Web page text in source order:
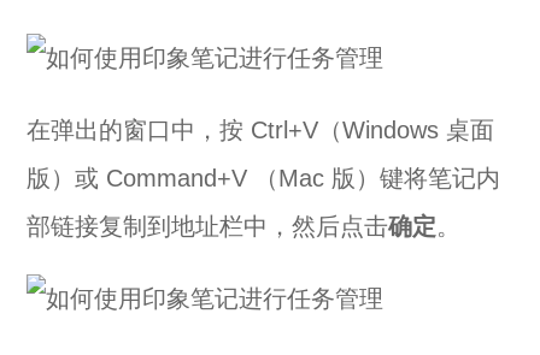
在弹出的窗口中，按 Ctrl+V（Windows 桌面
版）或 Command+V （Mac 版）键将笔记内
部链接复制到地址栏中，然后点击确定。